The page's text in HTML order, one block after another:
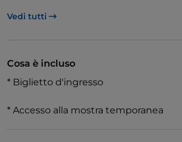
Vedi tutti
Cosa è incluso
* Biglietto d'ingresso
* Accesso alla mostra temporanea